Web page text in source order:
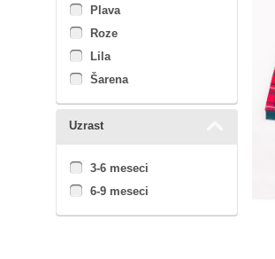
Plava
Roze
Lila
Šarena
Uzrast
3-6 meseci
6-9 meseci